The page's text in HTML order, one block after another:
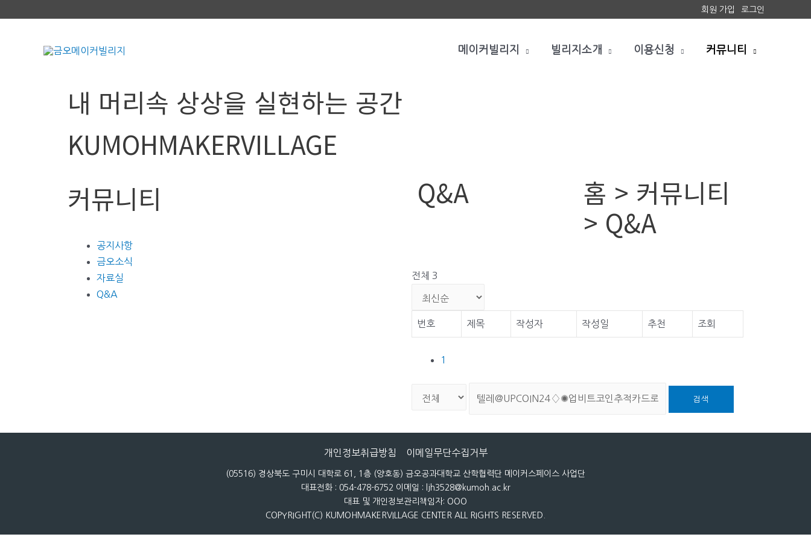
회원 가입 로그인
메이커빌리지 빌리지소개 이용신청 커뮤니티
내 머리속 상상을 실현하는 공간
KUMOHMAKERVILLAGE
커뮤니티
공지사항
금오소식
자료실
Q&A
Q&A
홈 > 커뮤니티
> Q&A
전체 3
번호 제목 작성자 작성일 추천 조회
1
검색
개인정보취급방침 이메일무단수집거부
(05516) 경상북도 구미시 대학로 61, 1층 (양호동) 금오공과대학교 산학협력단 메이커스페이스 사업단
대표전화 : 054-478-6752 이메일 : ljh3528@kumoh.ac.kr
대표 및 개인정보관리책임자: OOO
COPYRIGHT(C) KUMOHMAKERVILLAGE CENTER ALL RIGHTS RESERVED.